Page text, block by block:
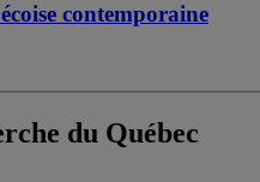
contemporaine
du Québec